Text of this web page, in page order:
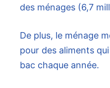
des ménages (6,7
De plus, le ménage
pour des aliments
bac chaque année.